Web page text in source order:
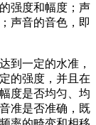
强度和幅度；声
声音的音色，即
到一定的水准，
的强度，并且在
度是否均匀、均
准是否准确，既